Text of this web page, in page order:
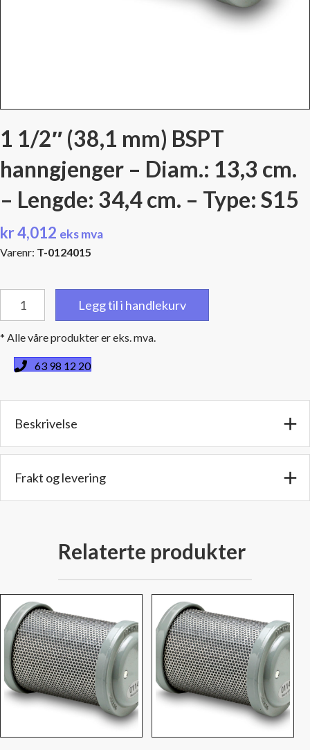
1 1/2″ (38,1 mm) BSPT
hanngjenger – Diam.: 13,3 cm.
– Lengde: 34,4 cm. – Type: S15
kr4,012 eks mva
Varenr: T-0124015
mm)
BSPT
hanngjenger
13,3
-
Lengde:
cm.
Legg til i handlekurv
* Alle våre produkter er eks. mva.
63 98 12 20
Beskrivelse
Frakt og levering
Relaterte produkter